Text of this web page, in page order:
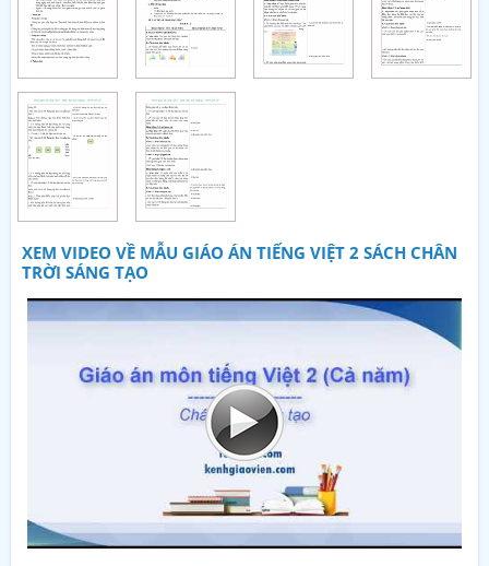
XEM VIDEO VỀ MẪU GIÁO ÁN TIẾNG VIỆT 2 SÁCH CHÂN
TRỜI SÁNG TẠO